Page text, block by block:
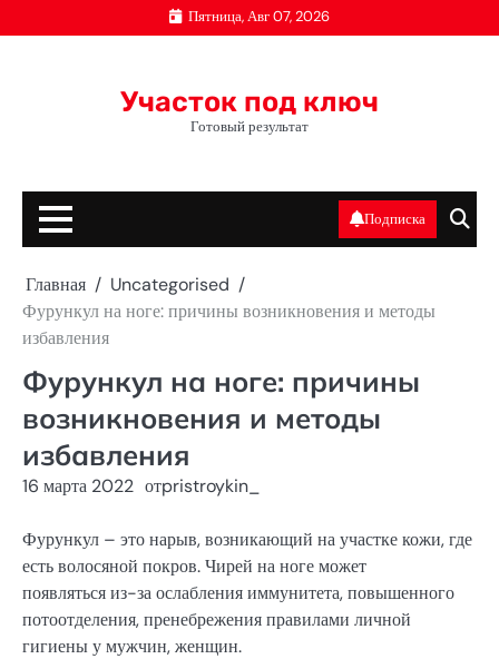
к
Пятница, Авг 07, 2026
Участок под ключ
Готовый результат
Подписка
Главная
Uncategorised
Фурункул на ноге: причины возникновения и методы
избавления
Фурункул на ноге: причины
возникновения и методы
избавления
16 марта 2022 отpristroykin_
Фурункул – это нарыв, возникающий на участке кожи, где
есть волосяной покров. Чирей на ноге может
появляться из-за ослабления иммунитета, повышенного
потоотделения, пренебрежения правилами личной
гигиены у мужчин, женщин.